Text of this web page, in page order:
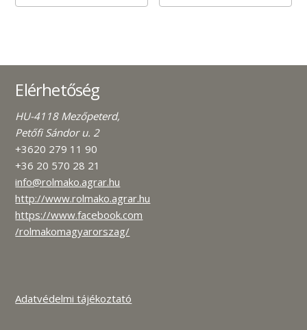
Elérhetőség
HU-4118 Mezőpeterd,
Petőfi Sándor u. 2
+3620 279 11 90
+36 20 570 28 21
info@rolmako.agrar.hu
http://www.rolmako.agrar.hu
https://www.facebook.com
/rolmakomagyarorszag/
Adatvédelmi tájékoztató